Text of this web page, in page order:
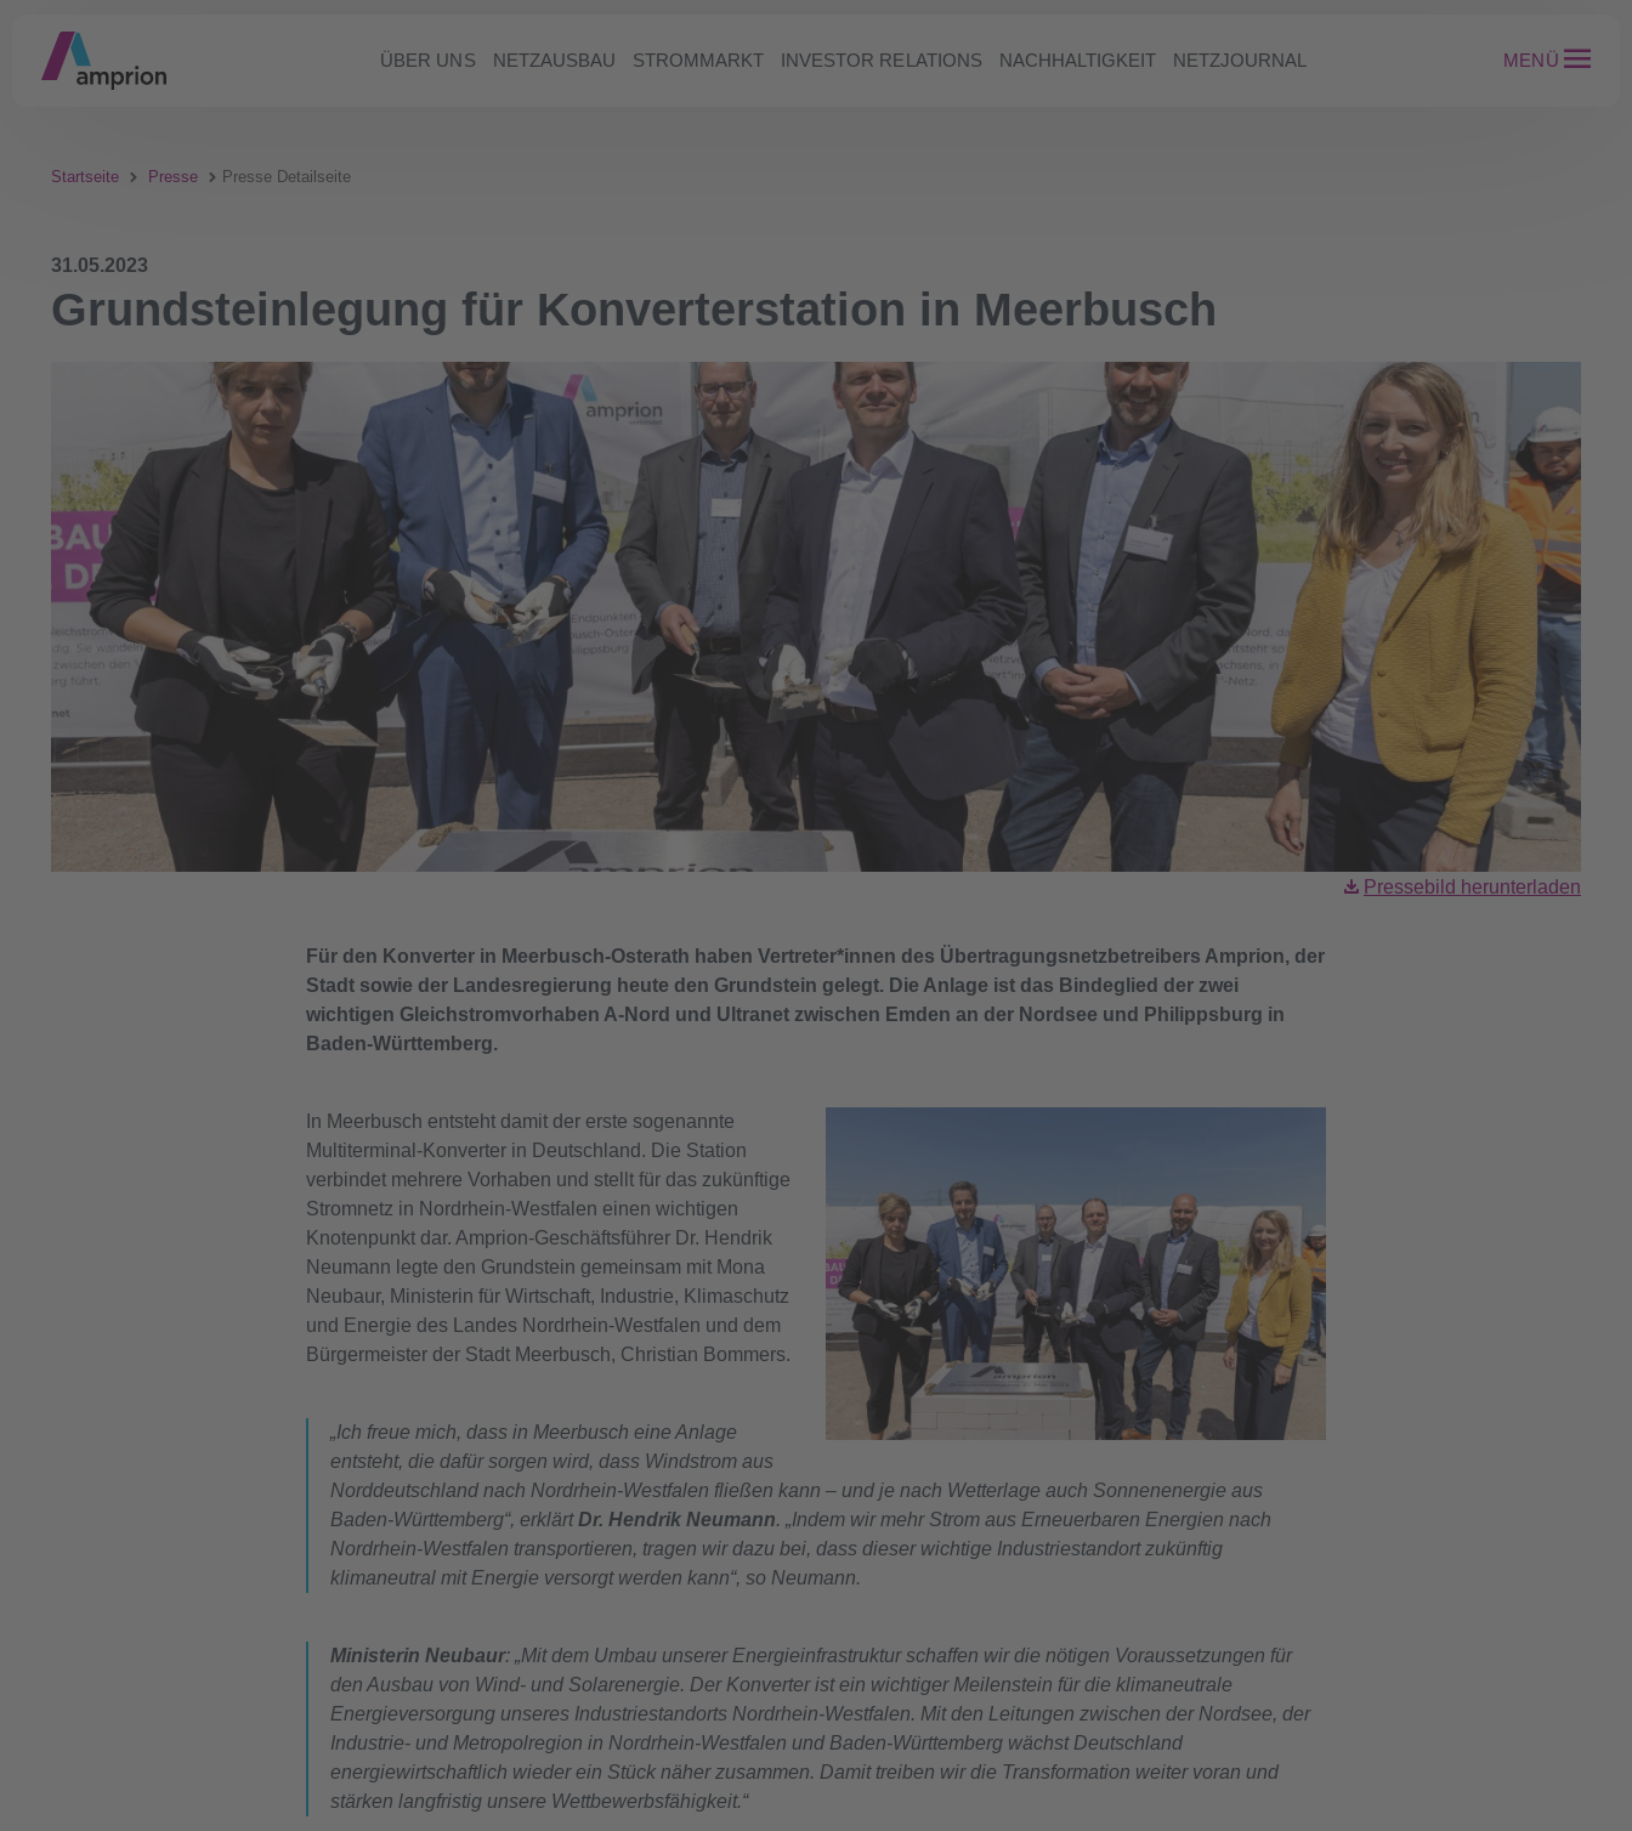
ÜBER UNS NETZAUSBAU STROMMARKT INVESTOR RELATIONS NACHHALTIGKEIT NETZJOURNAL MENÜ
Startseite Presse Presse Detailseite
31.05.2023
Grundsteinlegung für Konverterstation in Meerbusch
Pressebild herunterladen
Für den Konverter in Meerbusch-Osterath haben Vertreter*innen des Übertragungsnetzbetreibers Amprion, der
Stadt sowie der Landesregierung heute den Grundstein gelegt. Die Anlage ist das Bindeglied der zwei
wichtigen Gleichstromvorhaben A-Nord und Ultranet zwischen Emden an der Nordsee und Philippsburg in
Baden-Württemberg.
In Meerbusch entsteht damit der erste sogenannte
Multiterminal-Konverter in Deutschland. Die Station
verbindet mehrere Vorhaben und stellt für das zukünftige
Stromnetz in Nordrhein-Westfalen einen wichtigen
Knotenpunkt dar. Amprion-Geschäftsführer Dr. Hendrik
Neumann legte den Grundstein gemeinsam mit Mona
Neubaur, Ministerin für Wirtschaft, Industrie, Klimaschutz
und Energie des Landes Nordrhein-Westfalen und dem
Bürgermeister der Stadt Meerbusch, Christian Bommers.
„Ich freue mich, dass in Meerbusch eine Anlage
entsteht, die dafür sorgen wird, dass Windstrom aus
Norddeutschland nach Nordrhein-Westfalen fließen kann – und je nach Wetterlage auch Sonnenenergie aus
Baden-Württemberg“, erklärtDr. Hendrik Neumann. „Indem wir mehr Strom aus Erneuerbaren Energien nach
Nordrhein-Westfalen transportieren, tragen wir dazu bei, dass dieser wichtige Industriestandort zukünftig
klimaneutral mit Energie versorgt werden kann“, so Neumann.
Ministerin Neubaur: „Mit dem Umbau unserer Energieinfrastruktur schaffen wir die nötigen Voraussetzungen für
den Ausbau von Wind- und Solarenergie. Der Konverter ist ein wichtiger Meilenstein für die klimaneutrale
Energieversorgung unseres Industriestandorts Nordrhein-Westfalen. Mit den Leitungen zwischen der Nordsee, der
Industrie- und Metropolregion in Nordrhein-Westfalen und Baden-Württemberg wächst Deutschland
energiewirtschaftlich wieder ein Stück näher zusammen. Damit treiben wir die Transformation weiter voran und
stärken langfristig unsere Wettbewerbsfähigkeit.“